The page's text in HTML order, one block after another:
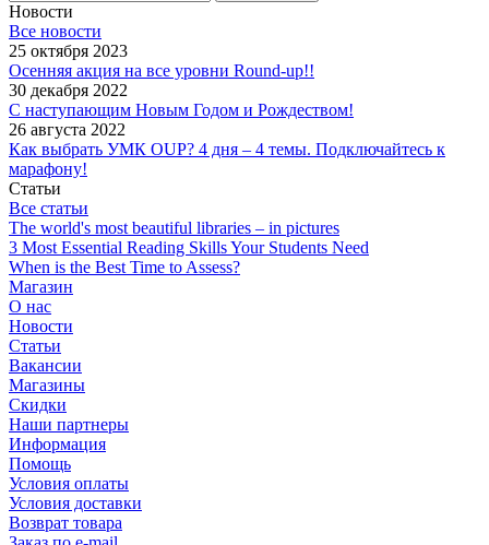
Новости
Все новости
25 октября 2023
Осенняя акция на все уровни Round-up!!
30 декабря 2022
С наступающим Новым Годом и Рождеством!
26 августа 2022
Как выбрать УМК OUP? 4 дня – 4 темы. Подключайтесь к
марафону!
Статьи
Все статьи
The world's most beautiful libraries – in pictures
3 Most Essential Reading Skills Your Students Need
When is the Best Time to Assess?
Магазин
О нас
Новости
Статьи
Вакансии
Магазины
Скидки
Наши партнеры
Информация
Помощь
Условия оплаты
Условия доставки
Возврат товара